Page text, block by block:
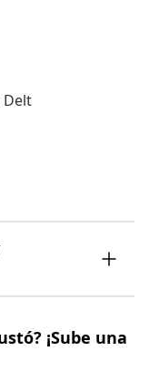
Delt
¡Sube una